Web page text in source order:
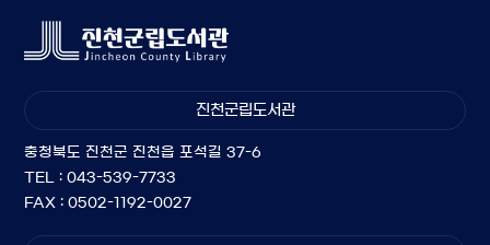
진천군립도서관
충청북도 진천군 진천읍 포석길 37-6
TEL : 043-539-7733
FAX : 0502-1192-0027